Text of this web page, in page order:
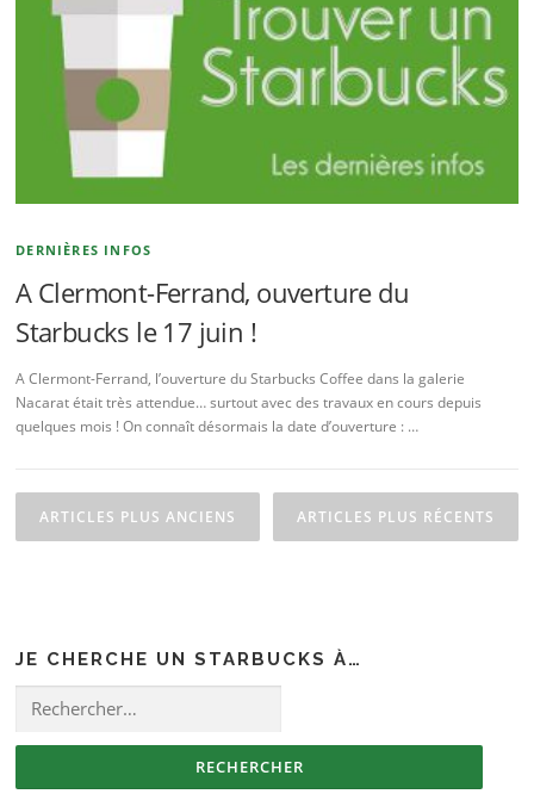
DERNIÈRES INFOS
A Clermont-Ferrand, ouverture du
Starbucks le 17 juin !
A Clermont-Ferrand, l’ouverture du Starbucks Coffee dans la galerie
Nacarat était très attendue… surtout avec des travaux en cours depuis
quelques mois ! On connaît désormais la date d’ouverture : …
Navigation des articles
ARTICLES PLUS ANCIENS ARTICLES PLUS RÉCENTS
JE CHERCHE UN STARBUCKS À…
Rechercher :